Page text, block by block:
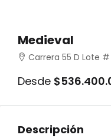
Medieval
Carrera 55 D Lote
Desde
Descripción